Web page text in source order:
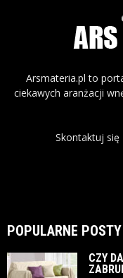
Arsmateria.pl to
ciekawych aranżacji
Skontaktuj się
POPULARNE POSTY
CZY